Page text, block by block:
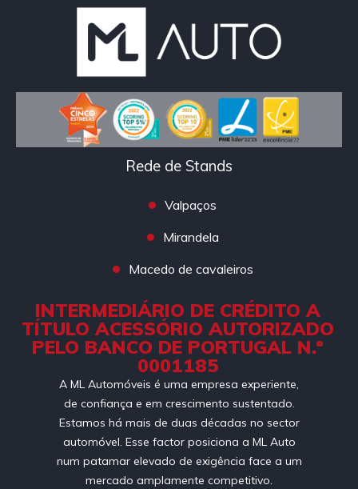
Rede de Stands
Valpaços
Mirandela
Macedo de cavaleiros
INTERMEDIÁRIO DE CRÉDITO A
TÍTULO ACESSÓRIO AUTORIZADO
PELO BANCO DE PORTUGAL N.º
0001185
A ML Automóveis é uma empresa experiente,
de confiança e em crescimento sustentado.
Estamos há mais de duas décadas no sector
automóvel. Esse factor posiciona a ML Auto
num patamar elevado de exigência face a um
mercado amplamente competitivo.